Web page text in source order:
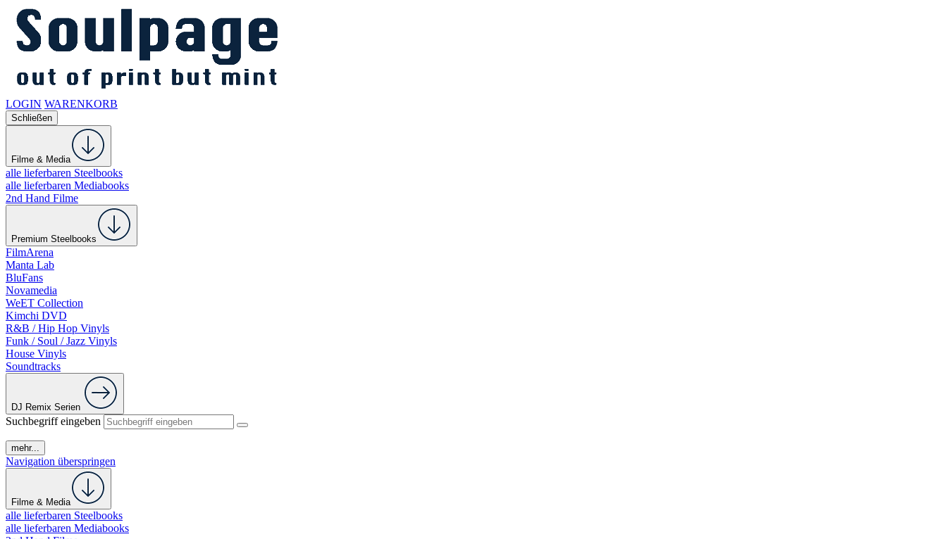
LOGIN WARENKORB
Schließen
Filme & Media
alle lieferbaren Steelbooks
alle lieferbaren Mediabooks
2nd Hand Filme
Premium Steelbooks
FilmArena
Manta Lab
BluFans
Novamedia
WeET Collection
Kimchi DVD
R&B / Hip Hop Vinyls
Funk / Soul / Jazz Vinyls
House Vinyls
Soundtracks
DJ Remix Serien
Suchbegriff eingeben
mehr...
Navigation überspringen
Filme & Media
alle lieferbaren Steelbooks
alle lieferbaren Mediabooks